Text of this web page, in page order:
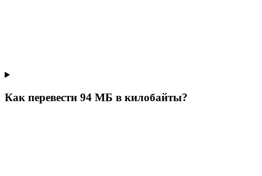
Как перевести 94 МБ в килобайты?